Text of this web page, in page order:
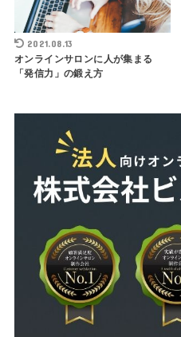
2021.08.13
オンラインサロンに人が集まる
「発信力」の鍛え方